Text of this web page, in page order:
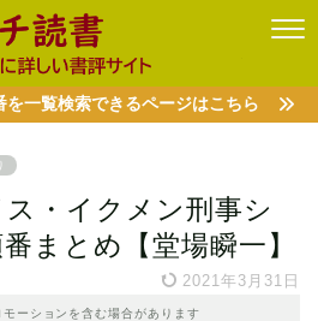
を一覧検索できるページはこちら
・イクメン刑事シ
まとめ【堂場瞬一】
2021年3月31日
ーションを含む場合があります